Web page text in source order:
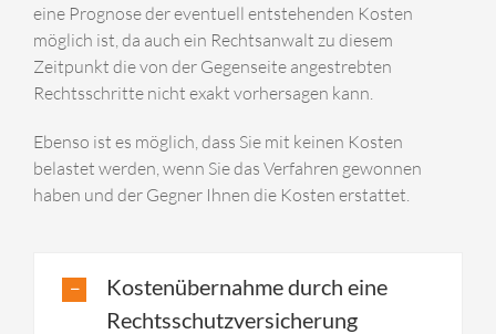
eine Prognose der eventuell entstehenden Kosten
möglich ist, da auch ein Rechtsanwalt zu diesem
Zeitpunkt die von der Gegenseite angestrebten
Rechtsschritte nicht exakt vorhersagen kann.
Ebenso ist es möglich, dass Sie mit keinen Kosten
belastet werden, wenn Sie das Verfahren gewonnen
haben und der Gegner Ihnen die Kosten erstattet.
Kostenübernahme durch eine
Rechtsschutzversicherung